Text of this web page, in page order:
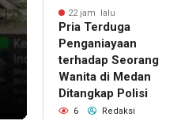
22 jam lalu
Pria Terduga
Penganiayaan
terhadap Seorang
Wanita di Medan
Ditangkap Polisi
6 Redaksi